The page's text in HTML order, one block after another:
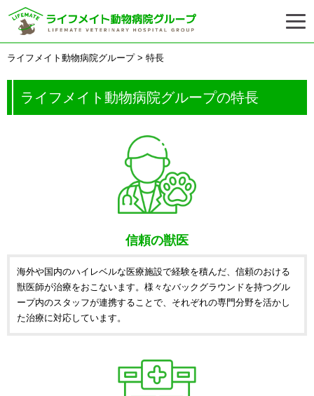
ライフメイト動物病院グループ> 特長
ライフメイト動物病院グループの特長
信頼の獣医
海外や国内のハイレベルな医療施設で経験を積んだ、信頼のおける
獣医師が治療をおこないます。様々なバックグラウンドを持つグル
ープ内のスタッフが連携することで、それぞれの専門分野を活かし
た治療に対応しています。